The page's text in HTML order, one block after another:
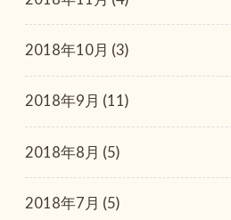
2018年10月 (3)
2018年9月 (11)
2018年8月 (5)
2018年7月 (5)